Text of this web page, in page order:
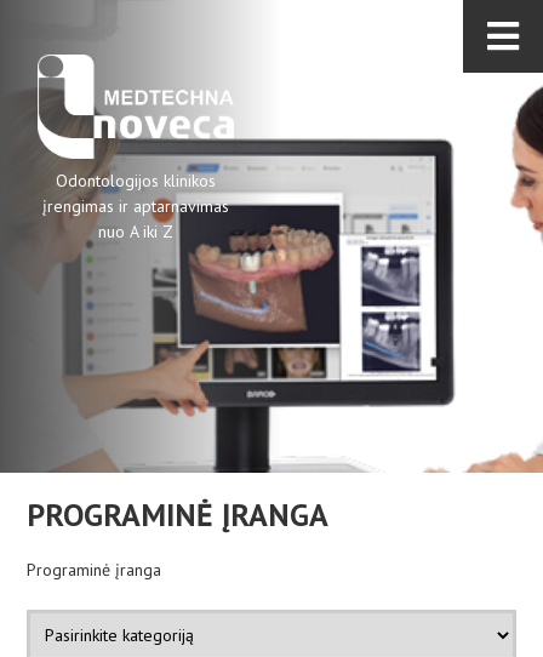
Odontologijos klinikos
įrengimas ir aptarnavimas
nuo A iki Z
PROGRAMINĖ ĮRANGA
Programinė įranga